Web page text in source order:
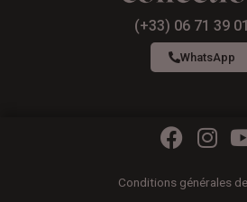
(+33) 06 71 39
WhatsApp
F
c
I
s
Conditions générales